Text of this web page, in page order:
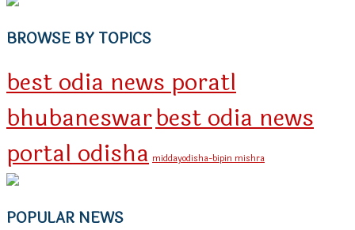
BROWSE BY TOPICS
best odia news poratl
bhubaneswarbest odia news
portal odisha middayodisha-bipin mishra
POPULAR NEWS